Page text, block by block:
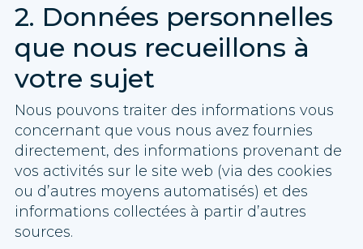
2. Données personnelles
que nous recueillons à
votre sujet
Nous pouvons traiter des informations vous
concernant que vous nous avez fournies
directement, des informations provenant de
vos activités sur le site web (via des cookies
ou d’autres moyens automatisés) et des
informations collectées à partir d’autres
sources.